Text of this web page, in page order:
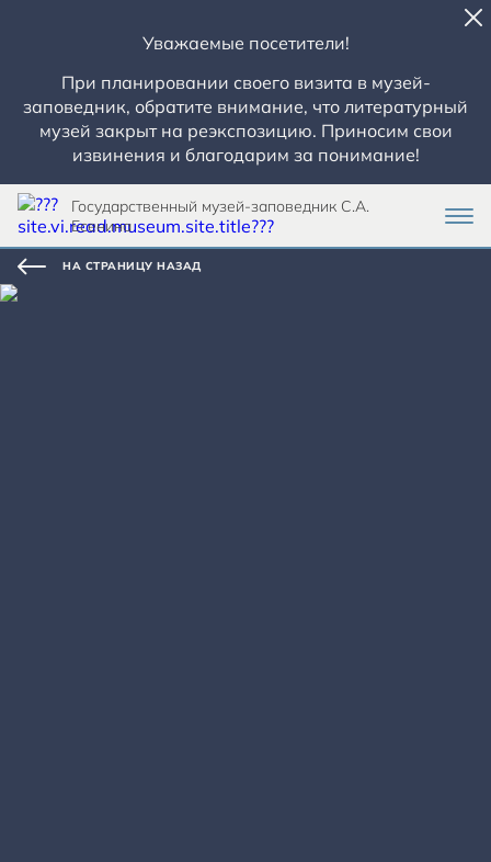
Уважаемые посетители!
При планировании своего визита в музей-
заповедник, обратите внимание, что литературный
музей закрыт на реэкспозицию. Приносим свои
извинения и благодарим за понимание!
Государственный музей-заповедник С.А.
Есенина
НА СТРАНИЦУ НАЗАД